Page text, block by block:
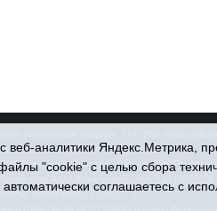
материалов ссылка обязательна.
Тюменская область, г. Ишим, ул.
почты:IshimPravda-1@obl72.ru
веб-аналитики
"cookie" с целью сбора
соглашаетесь с